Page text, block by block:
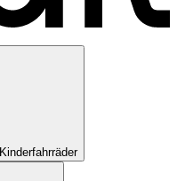
Kinderfahrräder